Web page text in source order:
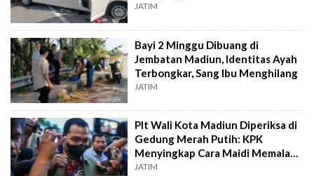
JATIM
Bayi 2 Minggu Dibuang di
Jembatan Madiun, Identitas Ayah
Terbongkar, Sang Ibu Menghilang
JATIM
Plt Wali Kota Madiun Diperiksa di
Gedung Merah Putih: KPK
Menyingkap Cara Maidi Memalak
Pengusaha
JATIM